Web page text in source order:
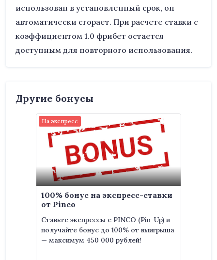
использован в установленный срок, он
автоматически сгорает. При расчете ставки с
коэффициентом 1.0 фрибет остается
доступным для повторного использования.
Другие бонусы
На экспресс
100% бонус на экспресс-ставки
от Pinco
Ставьте экспрессы с PINCO (Pin-Up) и
получайте бонус до 100% от выигрыша
— максимум 450 000 рублей!